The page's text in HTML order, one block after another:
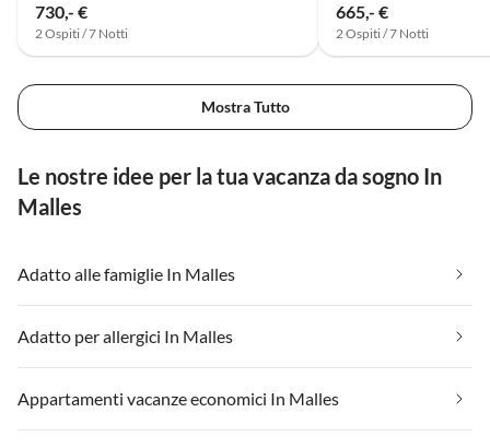
730,- €
2 Ospiti / 7 Notti
665,- €
2 Ospiti / 7 Notti
Mostra Tutto
Le nostre idee per la tua vacanza da sogno In
Malles
Adatto alle famiglie In Malles
Adatto per allergici In Malles
Appartamenti vacanze economici In Malles